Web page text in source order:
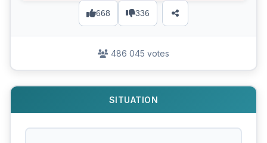
668 336
486 045 votes
SITUATION